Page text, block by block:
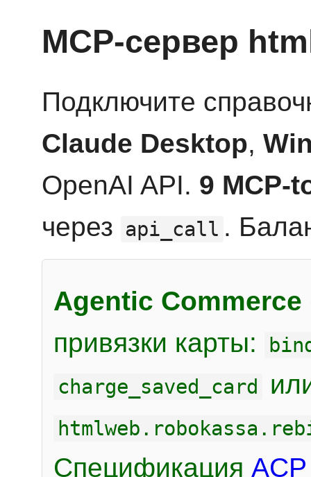
MCP-сервер
Подключите
Claude Desktop,
OpenAI API. 9 MCP-
через api_call .
Agentic Commerce
привязки карты:
charge_saved_card
Спецификация